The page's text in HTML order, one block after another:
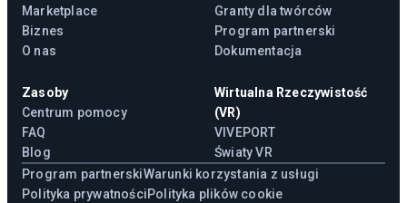
Marketplace
Biznes
O nas
Granty dla twórców
Program partnerski
Dokumentacja
Zasoby
Centrum pomocy
FAQ
Blog
Wirtualna Rzeczywistość
(VR)
VIVEPORT
Światy VR
Program partnerskiWarunki korzystania z usługi
Polityka prywatnościPolityka plików cookie